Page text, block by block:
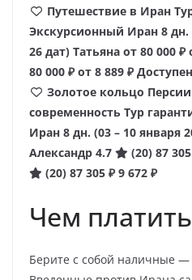
Путешествие в Иран
Экскурсионный Иран 8 дн.
26 дат) Татьяна от 80 000 ₽
80 000 ₽от 8 889 ₽
Золотое кольцо
современность Тур
Иран 8 дн. (03 – 10 января
Александр 4.7
(20) 87
(20) 87 305 ₽9 672 ₽
Чем платить
Берите с собой наличные —